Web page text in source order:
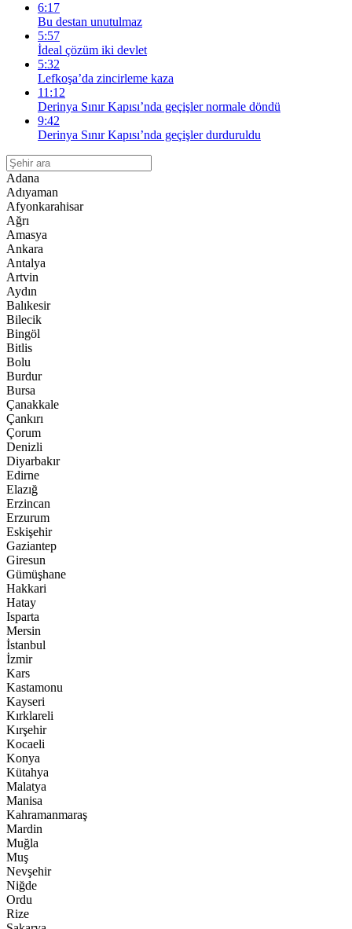
6:17
Bu destan unutulmaz
5:57
İdeal çözüm iki devlet
5:32
Lefkoşa’da zincirleme kaza
11:12
Derinya Sınır Kapısı’nda geçişler normale döndü
9:42
Derinya Sınır Kapısı’nda geçişler durduruldu
Adana
Adıyaman
Afyonkarahisar
Ağrı
Amasya
Ankara
Antalya
Artvin
Aydın
Balıkesir
Bilecik
Bingöl
Bitlis
Bolu
Burdur
Bursa
Çanakkale
Çankırı
Çorum
Denizli
Diyarbakır
Edirne
Elazığ
Erzincan
Erzurum
Eskişehir
Gaziantep
Giresun
Gümüşhane
Hakkari
Hatay
Isparta
Mersin
İstanbul
İzmir
Kars
Kastamonu
Kayseri
Kırklareli
Kırşehir
Kocaeli
Konya
Kütahya
Malatya
Manisa
Kahramanmaraş
Mardin
Muğla
Muş
Nevşehir
Niğde
Ordu
Rize